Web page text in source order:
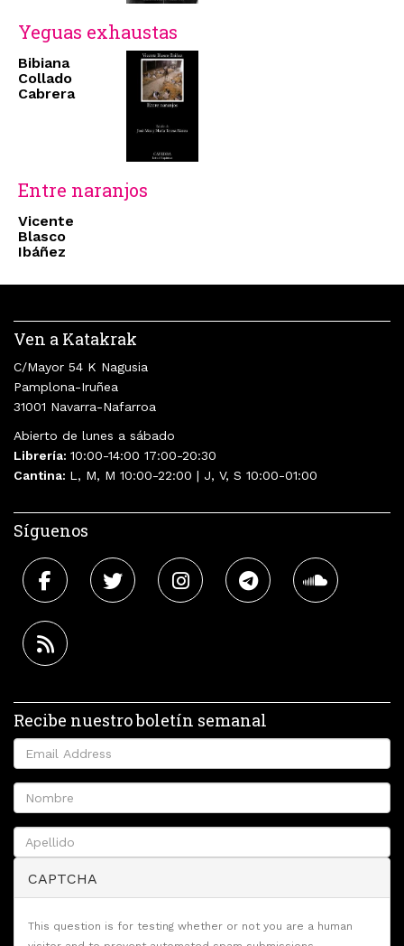
Yeguas exhaustas
Bibiana
Collado
Cabrera
Entre naranjos
Vicente
Blasco
Ibáñez
Ven a Katakrak
C/Mayor 54 K Nagusia
Pamplona-Iruñea
31001 Navarra-Nafarroa
Abierto de lunes a sábado
Librería: 10:00-14:00 17:00-20:30
Cantina: L, M, M 10:00-22:00 | J, V, S 10:00-01:00
Síguenos
Recibe nuestro boletín semanal
CAPTCHA
This question is for testing whether or not you are a human